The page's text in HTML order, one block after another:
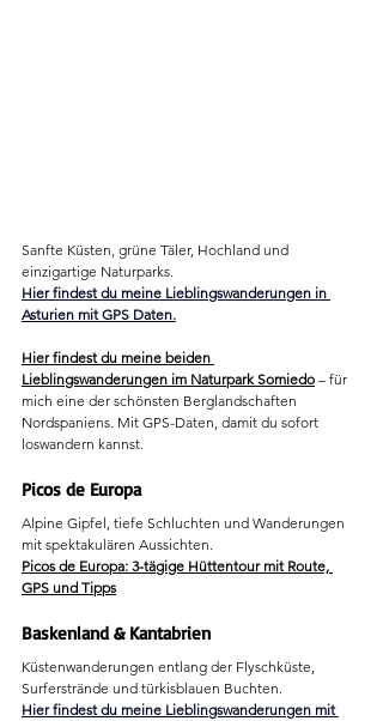
Sanfte Küsten, grüne Täler, Hochland und
einzigartige Naturparks.
Hier findest du meine Lieblingswanderungen in
Asturien mit GPS Daten.
Hier findest du meine beiden
Lieblingswanderungen im Naturpark Somiedo – für
mich eine der schönsten Berglandschaften
Nordspaniens. Mit GPS-Daten, damit du sofort
loswandern kannst.
Picos de Europa
Alpine Gipfel, tiefe Schluchten und Wanderungen
mit spektakulären Aussichten.
Picos de Europa: 3-tägige Hüttentour mit Route,
GPS und Tipps
Baskenland & Kantabrien
Küstenwanderungen entlang der Flyschküste,
Surferstrände und türkisblauen Buchten.
Hier findest du meine Lieblingswanderungen mit